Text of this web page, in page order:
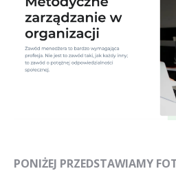
PONIŻEJ PRZEDSTAWIAMY